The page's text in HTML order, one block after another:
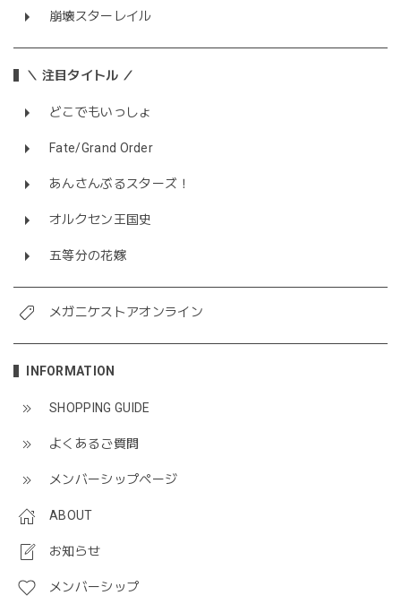
崩壊スターレイル
＼ 注目タイトル ／
どこでもいっしょ
Fate/Grand Order
あんさんぶるスターズ！
オルクセン王国史
五等分の花嫁
メガニケストアオンライン
INFORMATION
SHOPPING GUIDE
よくあるご質問
メンバーシップページ
ABOUT
お知らせ
メンバーシップ